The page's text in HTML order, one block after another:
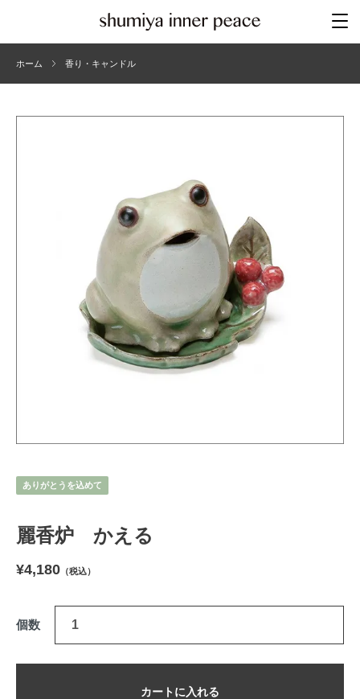
ホーム 香り・キャンドル
ありがとうを込めて
麗香炉 かえる
¥4,180 （税込）
個数
カートに入れる